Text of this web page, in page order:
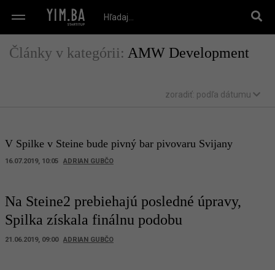
Články v kategórii: AMW Development
zoradiť: podľa dátumu
V Spilke v Steine bude pivný bar pivovaru Svijany
16.07.2019, 10:05 ADRIAN GUBČO
Na Steine2 prebiehajú posledné úpravy,
Spilka získala finálnu podobu
21.06.2019, 09:00 ADRIAN GUBČO